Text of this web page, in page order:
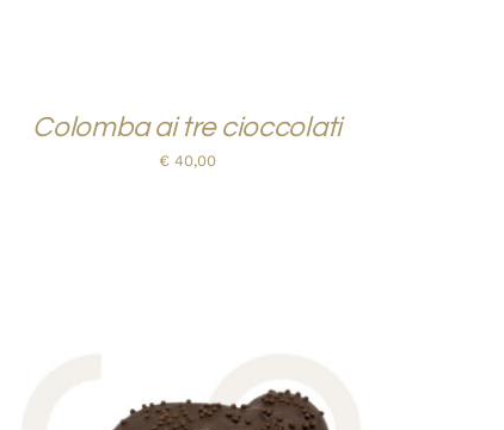
Colomba ai tre cioccolati
€40,00